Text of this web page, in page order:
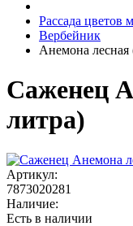
Рассада цветов
Вербейник
Анемона лесная
Саженец
литра)
Артикул:
7873020281
Наличие:
Есть в наличии